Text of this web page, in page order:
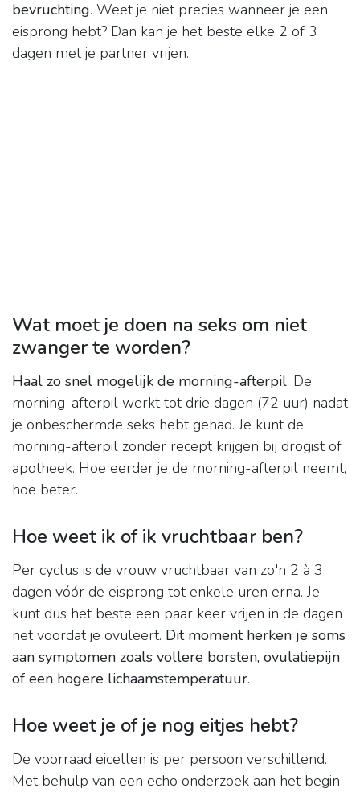
bevruchting. Weet je niet precies wanneer je een
eisprong hebt? Dan kan je het beste elke 2 of 3
dagen met je partner vrijen.
Wat moet je doen na seks om niet
zwanger te worden?
Haal zo snel mogelijk de morning-afterpil. De
morning-afterpil werkt tot drie dagen (72 uur) nadat
je onbeschermde seks hebt gehad. Je kunt de
morning-afterpil zonder recept krijgen bij drogist of
apotheek. Hoe eerder je de morning-afterpil neemt,
hoe beter.
Hoe weet ik of ik vruchtbaar ben?
Per cyclus is de vrouw vruchtbaar van zo'n 2 à 3
dagen vóór de eisprong tot enkele uren erna. Je
kunt dus het beste een paar keer vrijen in de dagen
net voordat je ovuleert. Dit moment herken je soms
aan symptomen zoals vollere borsten, ovulatiepijn
of een hogere lichaamstemperatuur.
Hoe weet je of je nog eitjes hebt?
De voorraad eicellen is per persoon verschillend.
Met behulp van een echo onderzoek aan het begin